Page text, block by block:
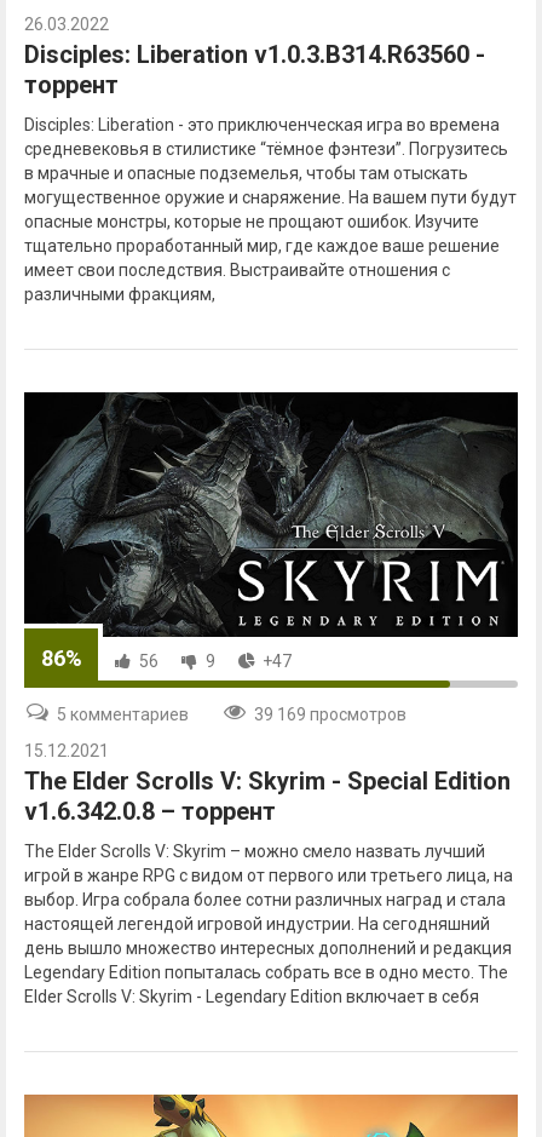
26.03.2022
Disciples: Liberation v1.0.3.B314.R63560 -
торрент
Disciples: Liberation - это приключенческая игра во времена
средневековья в стилистике “тёмное фэнтези”. Погрузитесь
в мрачные и опасные подземелья, чтобы там отыскать
могущественное оружие и снаряжение. На вашем пути будут
опасные монстры, которые не прощают ошибок. Изучите
тщательно проработанный мир, где каждое ваше решение
имеет свои последствия. Выстраивайте отношения с
различными фракциям,
86% 56 9 +47
5 комментариев
39 169 просмотров
15.12.2021
The Elder Scrolls V: Skyrim - Special Edition
v1.6.342.0.8 – торрент
The Elder Scrolls V: Skyrim – можно смело назвать лучший
игрой в жанре RPG с видом от первого или третьего лица, на
выбор. Игра собрала более сотни различных наград и стала
настоящей легендой игровой индустрии. На сегодняшний
день вышло множество интересных дополнений и редакция
Legendary Edition попыталась собрать все в одно место. The
Elder Scrolls V: Skyrim - Legendary Edition включает в себя